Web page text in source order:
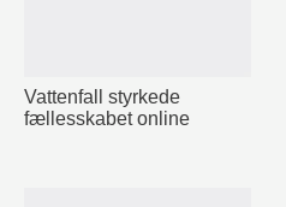
Vattenfall styrkede
fællesskabet online